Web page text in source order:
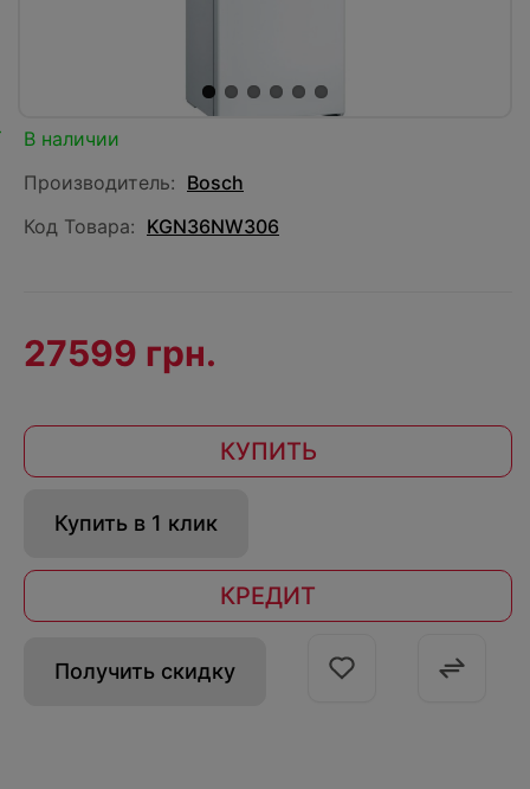
В наличии
Производитель: Bosch
Код Товара: KGN36NW306
27599 грн.
КУПИТЬ
Купить в 1 клик
КРЕДИТ
Получить скидку